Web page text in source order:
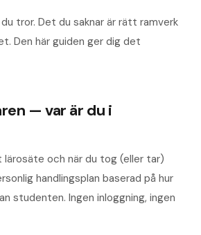
tror. Det du saknar är rätt ramverk
Den här guiden ger dig det
— var är du i
lärosäte och när du tog (eller tar)
handlingsplan baserad på hur
studenten. Ingen inloggning, ingen